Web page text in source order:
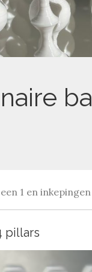
1 en
pillars